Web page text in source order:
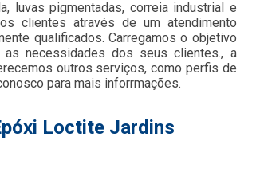
luvas pigmentadas, correia industrial e
clientes através de um atendimento
qualificados. Carregamos o objetivo
as necessidades dos seus clientes., a
outros serviços, como perfis de
para mais inforrmações.
Loctite Jardins